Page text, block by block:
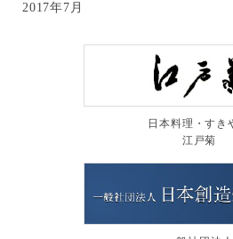
2017年7月
日本料理・すき
江戸菊